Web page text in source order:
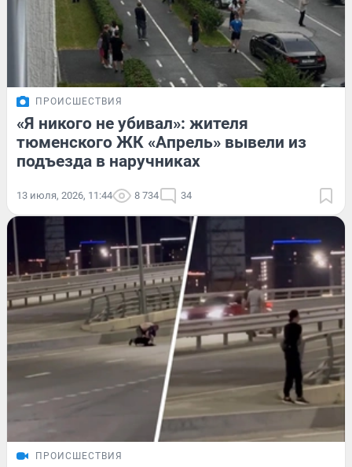
ПРОИСШЕСТВИЯ
«Я никого не убивал»: жителя
тюменского ЖК «Апрель» вывели из
подъезда в наручниках
13 июля, 2026, 11:44 8 734 34
ПРОИСШЕСТВИЯ